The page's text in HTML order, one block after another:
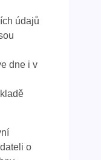
údajů
dne i v
o